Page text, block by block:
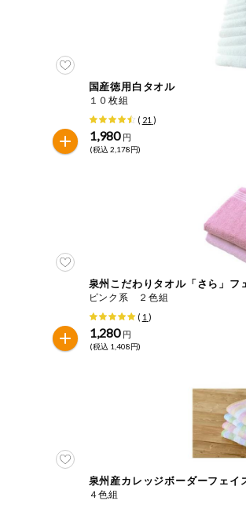
カ
使用前には必ず商品パッケージの表示をご
供のあった範囲でのお知らせです。
国産徳用白タオル
１０枚組
( 21 )
1,980 円
(税込 2,178円)
泉州こだわりタオル「さら」フ
ピンク系 ２色組
( 1 )
1,280 円
(税込 1,408円)
泉州産カレッジボーダーフェイ
４色組